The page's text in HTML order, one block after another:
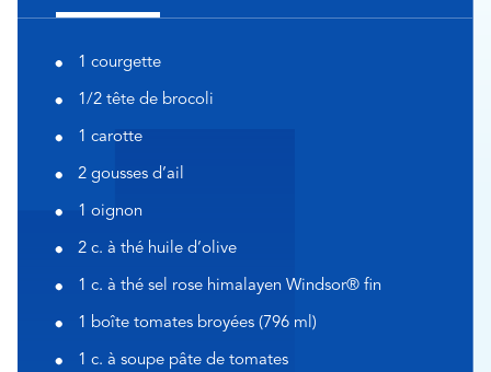
1 courgette
1/2 tête de brocoli
1 carotte
2 gousses d’ail
1 oignon
2 c. à thé huile d’olive
1 c. à thé sel rose himalayen Windsor® fin
1 boîte tomates broyées (796 ml)
1 c. à soupe pâte de tomates